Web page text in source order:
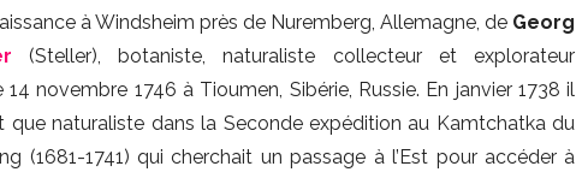
à Windsheim près de Nuremberg, Allemagne, de Georg
(Steller), botaniste, naturaliste collecteur et explorateur
novembre 1746 à Tioumen, Sibérie, Russie. En janvier 1738 il
que naturaliste dans la Seconde expédition au Kamtchatka du
(1681-1741) qui cherchait un passage à l’Est pour accéder à